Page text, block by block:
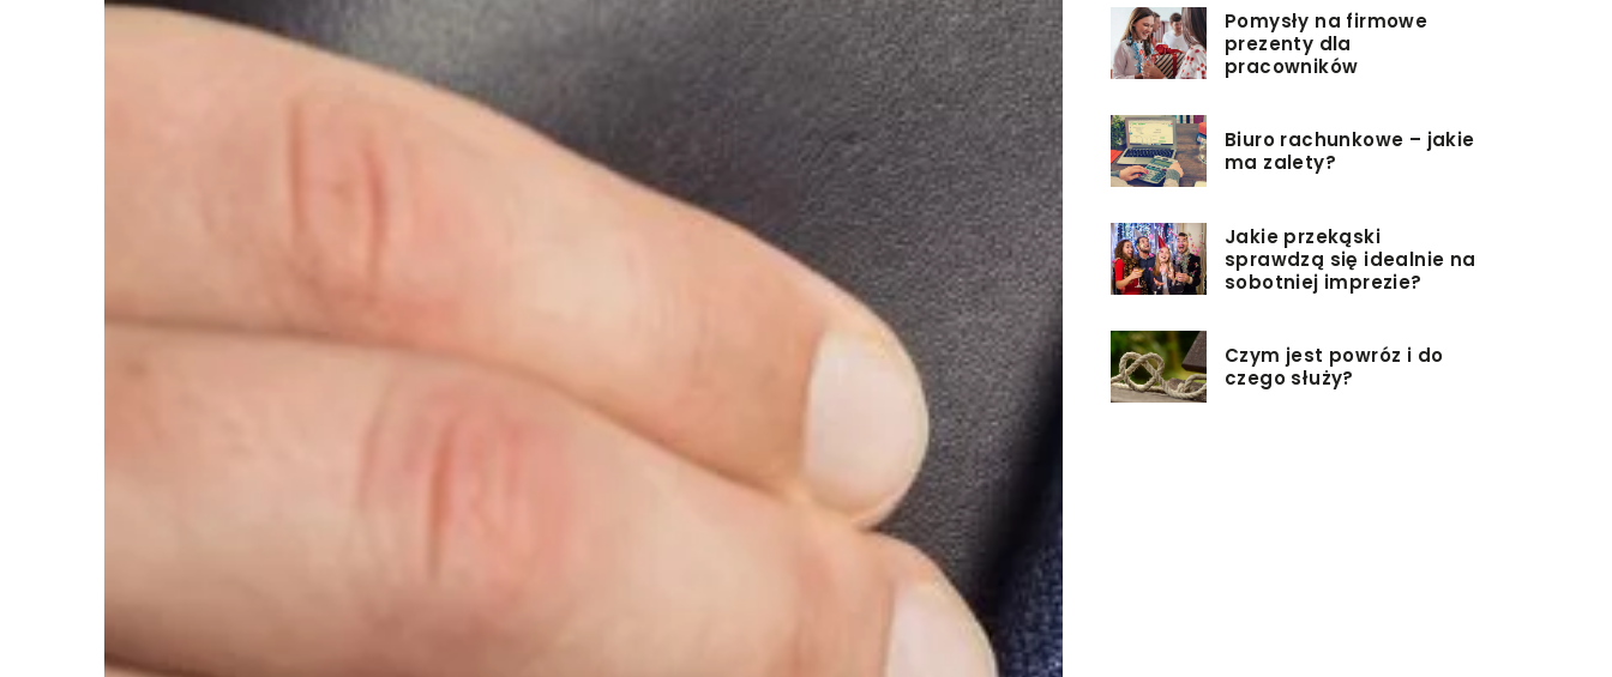
Pomysły na firmowe
prezenty dla
pracowników
Biuro rachunkowe – jakie
ma zalety?
Jakie przekąski
sprawdzą się idealnie na
sobotniej imprezie?
Czym jest powróz i do
czego służy?